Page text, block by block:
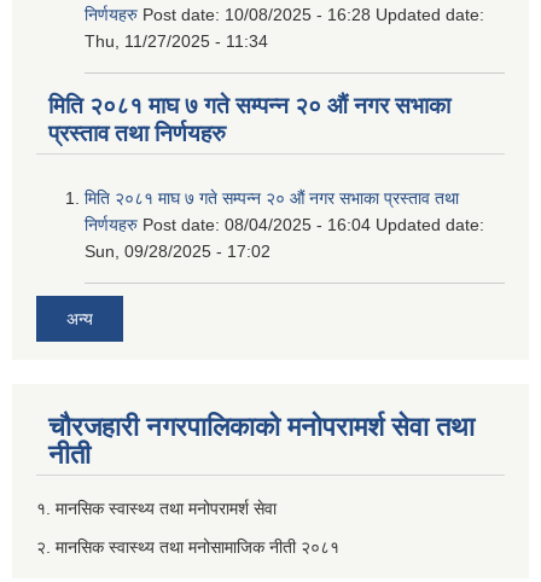
निर्णयहरु Post date: 10/08/2025 - 16:28 Updated date:
Thu, 11/27/2025 - 11:34
मिति २०८१ माघ ७ गते सम्पन्न २० औं नगर सभाका
प्रस्ताव तथा निर्णयहरु
मिति २०८१ माघ ७ गते सम्पन्न २० औं नगर सभाका प्रस्ताव तथा
निर्णयहरु Post date: 08/04/2025 - 16:04 Updated date:
Sun, 09/28/2025 - 17:02
अन्य
चौरजहारी नगरपालिकाको मनोपरामर्श सेवा तथा
नीती
१. मानसिक स्वास्थ्य तथा मनोपरामर्श सेवा
२. मानसिक स्वास्थ्य तथा मनोसामाजिक नीती २०८१